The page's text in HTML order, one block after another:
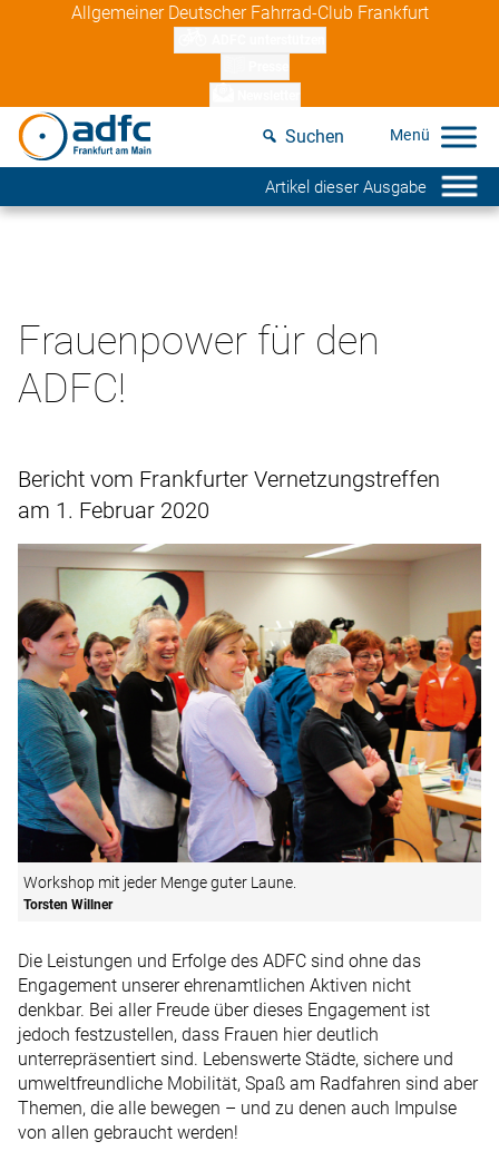
Allgemeiner Deutscher Fahrrad-Club Frankfurt
Suchen
Artikel dieser Ausgabe
Frauenpower für den
ADFC!
Bericht vom Frankfurter Vernetzungstreffen
am 1. Februar 2020
Workshop mit jeder Menge guter Laune.
Torsten Willner
Die Leistungen und Erfolge des ADFC sind ohne das
Engagement unserer ehrenamtlichen Aktiven nicht
denkbar. Bei aller Freude über dieses Engagement ist
jedoch festzustellen, dass Frauen hier deutlich
unterrepräsentiert sind. Lebenswerte Städte, sichere und
umweltfreundliche Mobilität, Spaß am Radfahren sind aber
Themen, die alle bewegen – und zu denen auch Impulse
von allen gebraucht werden!